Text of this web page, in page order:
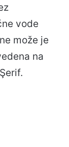
vode
može je
na